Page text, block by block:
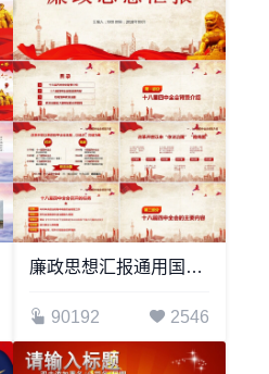
廉政思想汇报通用国庆节通用PPT模板
90192 2546